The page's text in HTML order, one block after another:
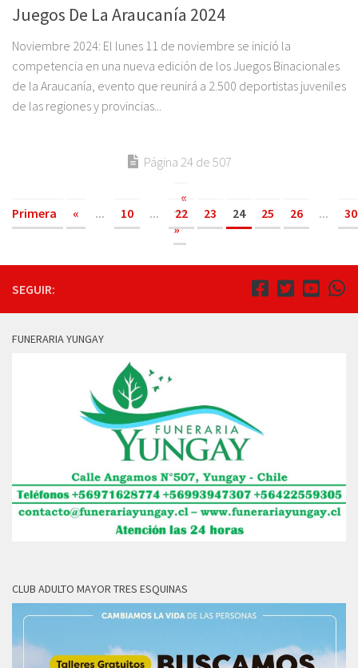
Juegos De La Araucanía 2024
Noviembre 2024: El lunes 11 de noviembre se inició la
competencia en una nueva edición de los Juegos Binacionales
de la Araucanía, evento que reunirá a 2.500 deportistas juveniles
de las regiones y provincias...
Página 24 de 507
«
Primera
« ... 10 ... 22 23 24 25 26 ...
30
»
SEGUIR:
FUNERARIA YUNGAY
CLUB ADULTO MAYOR TRES ESQUINAS